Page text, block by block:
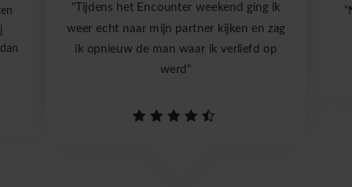
"Tijdens het Encounter weekend ging ik
weer echt naar mijn partner kijken en zag
ik opnieuw de man waar ik verliefd op
werd"